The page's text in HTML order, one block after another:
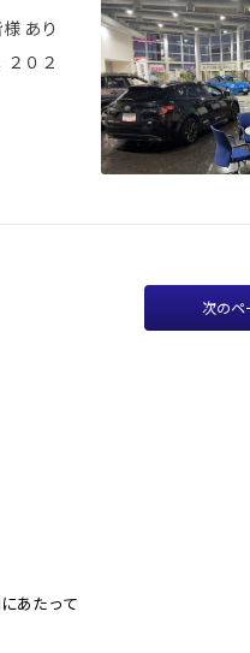
あり
０２
次のペ
あたって